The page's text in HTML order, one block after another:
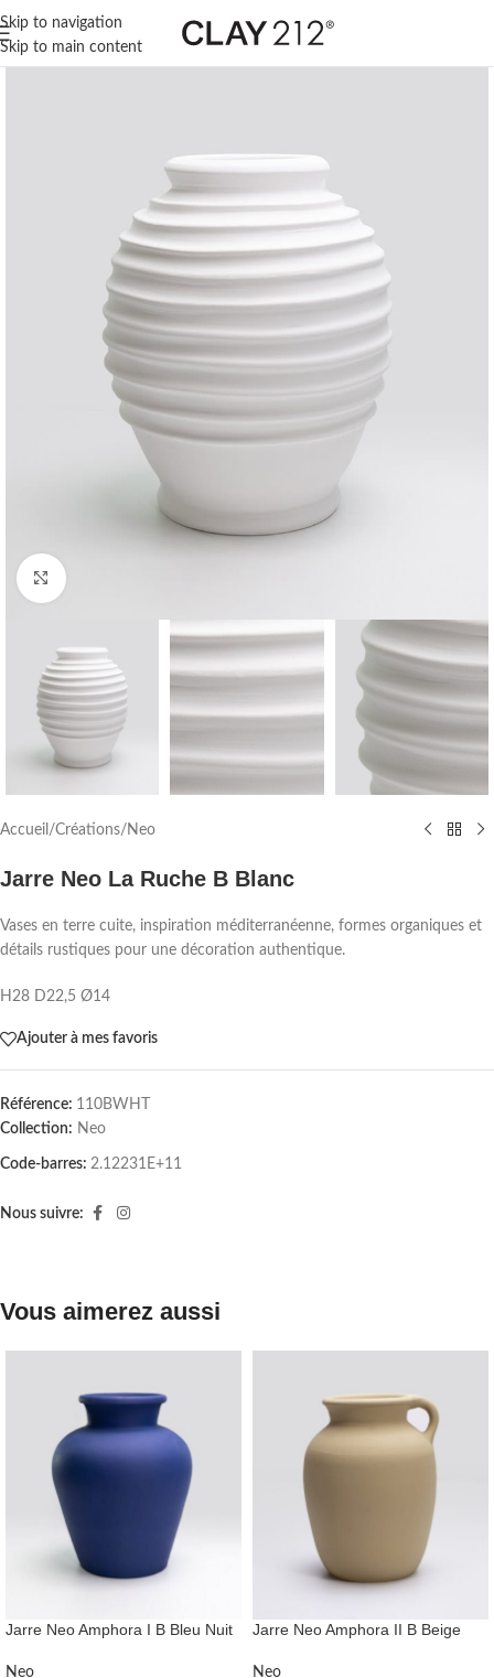
Skip to navigation
Skip to main content
Agrandir
Accueil /Créations/Neo
Jarre Neo La Ruche B Blanc
Vases en terre cuite, inspiration méditerranéenne, formes organiques et
détails rustiques pour une décoration authentique.
H28 D22,5 Ø14
Ajouter à mes favoris
Référence: 110BWHT
Collection: Neo
Code-barres: 2.12231E+11
Nous suivre:
Vous aimerez aussi
Jarre Neo Amphora I B Bleu Nuit
Neo
Jarre Neo Amphora II B Beige
Neo